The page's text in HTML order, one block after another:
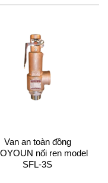
Van an toàn đồng
nối ren model
SFL-3S